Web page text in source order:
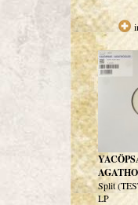
Split
LP